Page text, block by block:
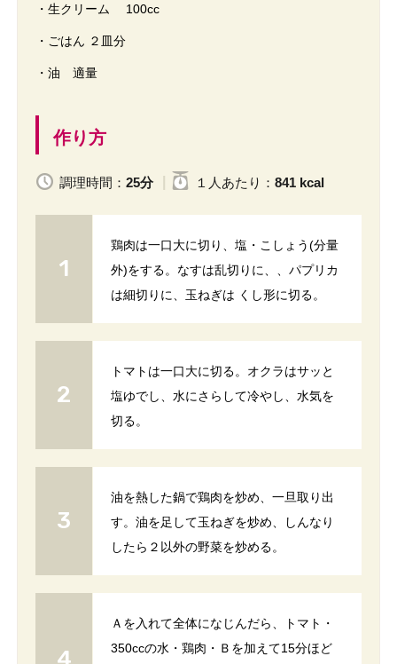
・生クリーム 100cc
・ごはん ２皿分
・油 適量
作り方
調理時間： 25分 １人 あたり ： 841 kcal
鶏肉は一口大に切り、塩・こしょう(分量
外)をする。なすは乱切りに、、パプリカ
は細切りに、玉ねぎは くし形に切る。
トマトは一口大に切る。オクラはサッと
塩ゆでし、水にさらして冷やし、水気を
切る。
油を熱した鍋で鶏肉を炒め、一旦取り出
す。油を足して玉ねぎを炒め、しんなり
したら２以外の野菜を炒める。
Ａを入れて全体になじんだら、トマト・
350ccの水・鶏肉・Ｂを加えて15分ほど